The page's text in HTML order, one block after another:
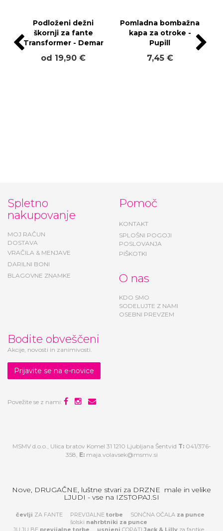
Spletno
nakupovanje
MOJ RAČUN
DOSTAVA
VRAČILA & MENJAVE
DARILNI BONI
BLAGOVNE ZNAMKE
Pomoč
KONTAKT
SPLOŠNI POGOJI
POSLOVANJA
PIŠKOTKI
O nas
KDO SMO
SODELUJTE Z NAMI
OSEBNI PREVZEM
Bodite obveščeni
Akcije, novosti in zanimivosti.
Prijavite se na e-novice
Povežite se z nami:
MSMV d.o.o., Ulica bratov Komel 31 1210 Ljubljana Šentvid T:041/376-
358, E: maja.volavsek@msmv.si
Nove, DRUGAČNE, luštne stvari za DRZNE male in velike
LJUDI - vse na IZSTOPAJ.SI
čevlji ZA FANTE PREVIJALNE torbe SONČNA OČALA za punce
šolski nahrbtniki za punce
JU JU BE previjalne torbe usnjeni COPATI Jack & Lillyza fantke